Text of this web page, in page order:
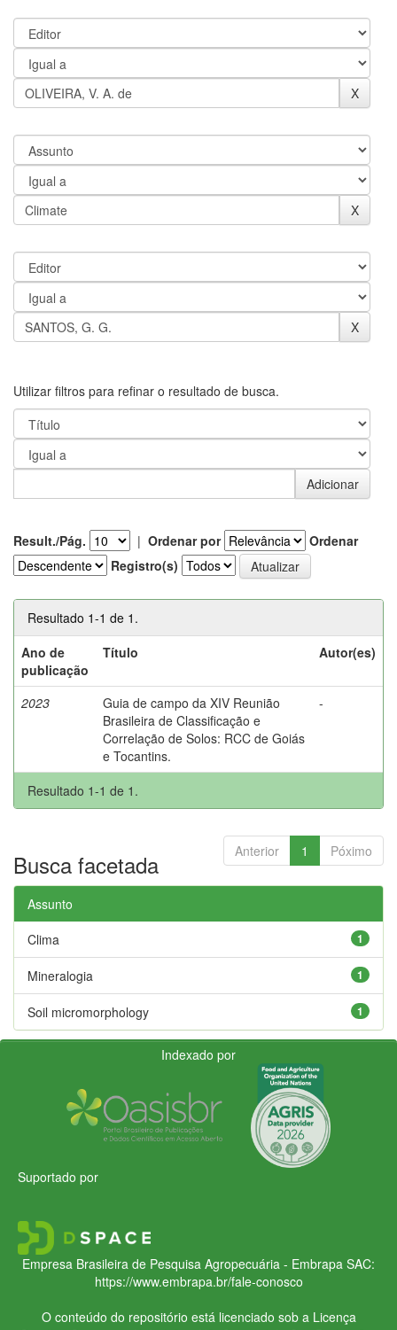
Utilizar filtros para refinar o resultado de busca.
Result./Pág. | Ordenar por
Ordenar
Registro(s)
Resultado 1-1 de 1.
Ano de
publicação
Título Autor(es)
2023
Guia de campo da XIV Reunião
Brasileira de Classificação e
Correlação de Solos: RCC de Goiás
e Tocantins.
-
Resultado 1-1 de 1.
Anterior 1 Póximo
Busca facetada
Assunto
1
Clima
1
Mineralogia
1
Soil micromorphology
Indexado por
Suportado por
Empresa Brasileira de Pesquisa Agropecuária - Embrapa SAC:
https://www.embrapa.br/fale-conosco
O conteúdo do repositório está licenciado sob a Licença